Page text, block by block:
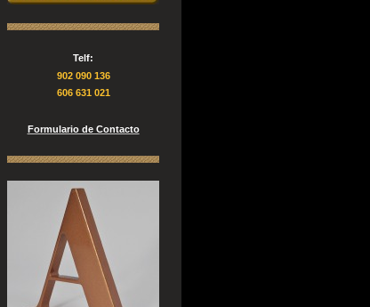
Telf:
902 090 136
606 631 021
Formulario de Contacto